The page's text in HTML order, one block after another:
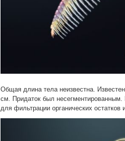
Общая длина тела неизвестна.
см. Придаток был несегментированным.
для фильтрации органических остатков